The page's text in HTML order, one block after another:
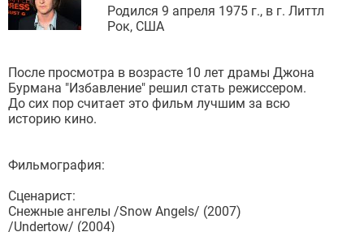
Родился 9 апреля 1975 г., в г. Литтл
Рок, США
После просмотра в возрасте 10 лет драмы Джона
Бурмана "Избавление" решил стать режиссером.
До сих пор считает это фильм лучшим за всю
историю кино.
Фильмография:
Сценарист:
Снежные ангелы /Snow Angels/ (2007)
/Undertow/ (2004)